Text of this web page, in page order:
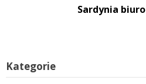
Sardynia
Kategorie